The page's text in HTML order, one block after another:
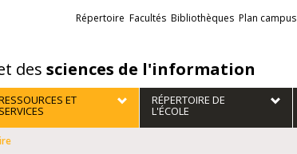
des sciences de l'information
Liens
externes
Répertoire Facultés Bibliothèques Plan campus
ET
SERVICES
RÉPERTOIRE DE
L'ÉCOLE